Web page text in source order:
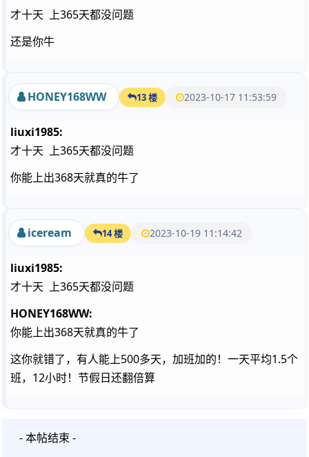
才十天 上365天都没问题
还是你牛
HONEY168WW 13 楼 2023-10-17 11:53:59
liuxi1985:
才十天 上365天都没问题
你能上出368天就真的牛了
iceream 14 楼 2023-10-19 11:14:42
liuxi1985:
才十天 上365天都没问题
HONEY168WW:
你能上出368天就真的牛了
这你就错了，有人能上500多天，加班加的！一天平均1.5个
班，12小时！节假日还翻倍算
- 本帖结束 -